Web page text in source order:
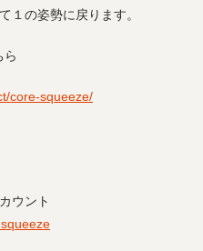
１の姿勢に戻ります。
ら
core-squeeze/
ウント